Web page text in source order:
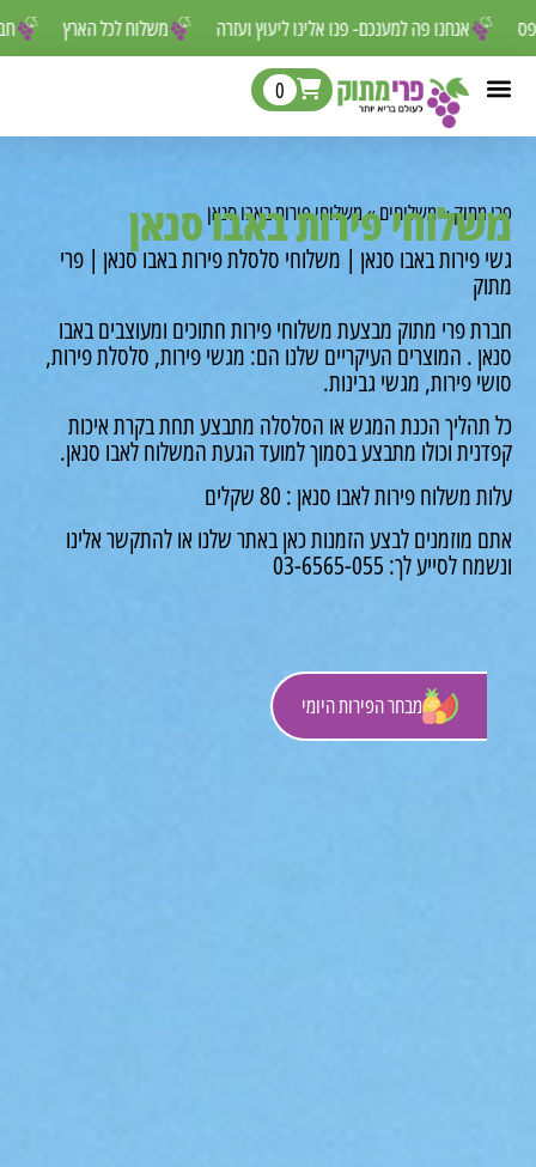
משלוח לכל הארץ אנחנו פה למענכם- פנו אלינו ליעוץ ועזרה לפספס
מבחר הפירות היומי
0
»משלוחים»משלוחי פירות באבו סנאן
פירות באבו סנאן
פירות באבו סנאן | משלוחי סלסלת פירות באבו סנאן | פרי
פרי מתוק מבצעת משלוחי פירות חתוכים ומעוצבים באבו
. המוצרים העיקריים שלנו הם: מגשי פירות, סלסלת פירות,
פירות, מגשי גבינות.
הכנת המגש או הסלסלה מתבצע תחת בקרת איכות
וכולו מתבצע בסמוך למועד הגעת המשלוח לאבו סנאן.
פירות לאבו סנאן : 80 שקלים
מוזמנים לבצע הזמנות כאן באתר שלנו או להתקשר אלינו
לך: 03-6565-055